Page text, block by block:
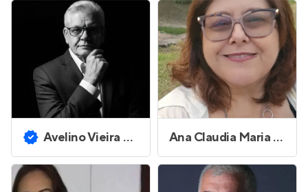
Avelino Vieira Ferreira Ana Claudia Maria Ferreira Alves